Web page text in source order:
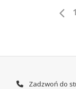
1
Zadzwoń do